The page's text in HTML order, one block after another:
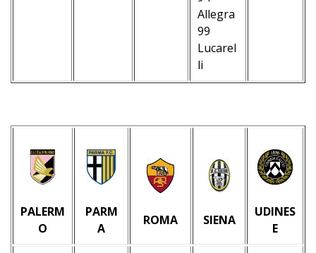
Allegra
99
Lucarel
li
PALERM
O
PARM
A
ROMA SIENA
UDINES
E